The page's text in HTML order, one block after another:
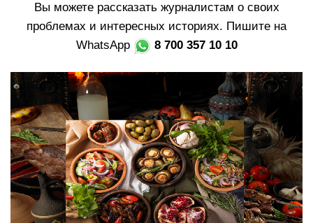
в
и
ц
и
ю
Вы можете рассказать журналистам о своих
проблемах и интересных историях. Пишите на
WhatsApp
8 700 357 10 10